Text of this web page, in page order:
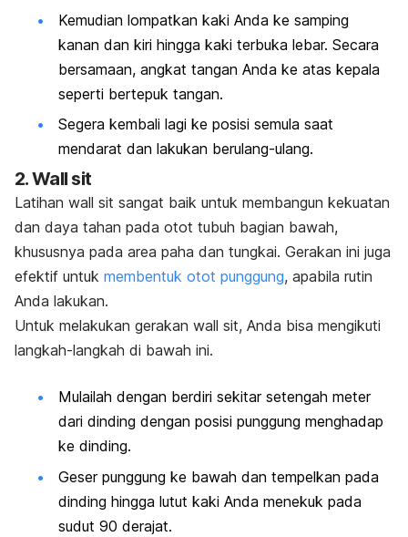
Kemudian lompatkan kaki Anda ke samping
kanan dan kiri hingga kaki terbuka lebar. Secara
bersamaan, angkat tangan Anda ke atas kepala
seperti bertepuk tangan.
Segera kembali lagi ke posisi semula saat
mendarat dan lakukan berulang-ulang.
2.Wall sit
Latihan wall sit sangat baik untuk membangun kekuatan
dan daya tahan pada otot tubuh bagian bawah,
khususnya pada area paha dan tungkai. Gerakan ini juga
efektif untuk membentuk otot punggung, apabila rutin
Anda lakukan.
Untuk melakukan gerakan wall sit, Anda bisa mengikuti
langkah-langkah di bawah ini.
Mulailah dengan berdiri sekitar setengah meter
dari dinding dengan posisi punggung menghadap
ke dinding.
Geser punggung ke bawah dan tempelkan pada
dinding hingga lutut kaki Anda menekuk pada
sudut 90 derajat.